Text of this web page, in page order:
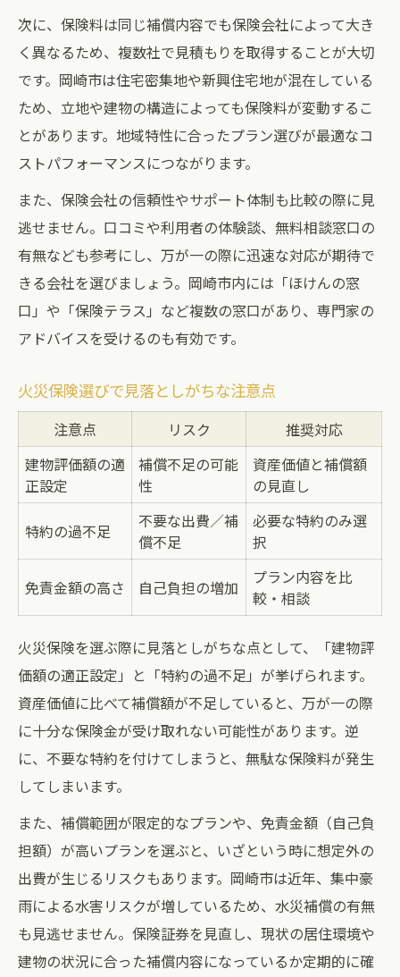
火災保険料を抑えるための比較術
火災保険料節約術一覧表
火災保険料を抑えたい人の比較ポイント
ネット型火災保険の賢い活用法
複数社比較でわかる保険料の違い
保険料見直しで得する方法とは
無料相談を活用した火災保険選び
火災保険無料相談窓口比較表
無料相談で火災保険選びが変わる理由
専門家に相談するメリットと注意点
岡崎市で無料相談できる場所の特徴
火災保険の見積もり相談活用のコツ
次に、保険料は同じ補償内容でも保険会社によって大き
く異なるため、複数社で見積もりを取得することが大切
です。岡崎市は住宅密集地や新興住宅地が混在している
ため、立地や建物の構造によっても保険料が変動するこ
とがあります。地域特性に合ったプラン選びが最適なコ
ストパフォーマンスにつながります。
また、保険会社の信頼性やサポート体制も比較の際に見
逃せません。口コミや利用者の体験談、無料相談窓口の
有無なども参考にし、万が一の際に迅速な対応が期待で
きる会社を選びましょう。岡崎市内には「ほけんの窓
口」や「保険テラス」など複数の窓口があり、専門家の
アドバイスを受けるのも有効です。
火災保険選びで見落としがちな注意点
注意点 リスク
推奨対応
建物評価額の適
正設定
補償不足の可能
性
資産価値と補償額
の見直し
特約の過不足
不要な出費／補
償不足
必要な特約のみ選
択
免責金額の高さ 自己負担の増加
プラン内容を比
較・相談
火災保険を選ぶ際に見落としがちな点として、「建物評
価額の適正設定」と「特約の過不足」が挙げられます。
資産価値に比べて補償額が不足していると、万が一の際
に十分な保険金が受け取れない可能性があります。逆
に、不要な特約を付けてしまうと、無駄な保険料が発生
してしまいます。
また、補償範囲が限定的なプランや、免責金額（自己負
担額）が高いプランを選ぶと、いざという時に想定外の
出費が生じるリスクもあります。岡崎市は近年、集中豪
雨による水害リスクが増しているため、水災補償の有無
も見逃せません。保険証券を見直し、現状の居住環境や
建物の状況に合った補償内容になっているか定期的に確